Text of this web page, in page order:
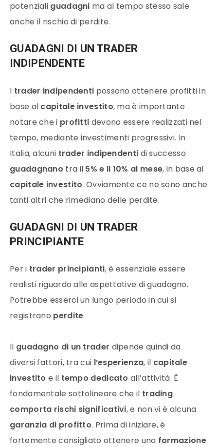
potenziali guadagni ma al tempo stesso sale
anche il rischio di perdite.
GUADAGNI DI UN TRADER
INDIPENDENTE
I trader indipendenti possono ottenere profitti in
base al capitale investito, ma è importante
notare che i profitti devono essere realizzati nel
tempo, mediante investimenti progressivi. In
Italia, alcuni trader indipendenti di successo
guadagnano tra il 5% e il 10% al mese, in base al
capitale investito. Ovviamente ce ne sono anche
tanti altri che rimediano delle perdite.
GUADAGNI DI UN TRADER
PRINCIPIANTE
Per i trader principianti, è essenziale essere
realisti riguardo alle aspettative di guadagno.
Potrebbe esserci un lungo periodo in cui si
registrano perdite.
Il guadagno di un trader dipende quindi da
diversi fattori, tra cui l’esperienza, il capitale
investito e il tempo dedicato all’attività. È
fondamentale sottolineare che il trading
comporta rischi significativi, e non vi è alcuna
garanzia di profitto. Prima di iniziare, è
fortemente consigliato ottenere una formazione